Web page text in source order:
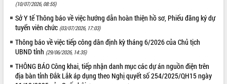
Họp báo thông tin về Hội nghị Công bố
Quy hoạch và Xúc tiến đầu tư tỉnh Đắk
Lắk
Khơi thông điểm nghẽn, đẩy nhanh
giải ngân vốn khắc phục thiên tai
HĐND tỉnh thông qua điều chỉnh Quy
hoạch tỉnh thời kỳ 2021-2030
(10/07/2026, 08:55)
Sở Y tế Thông báo về việc hướng dẫn hoàn thiện hồ sơ, Phiếu đăng ký dự
tuyển viên chức (03/07/2026, 17:03)
Thông báo về việc tiếp công dân định kỳ tháng 6/2026 của Chủ tịch
UBND tỉnh (29/06/2026, 14:35)
THÔNG BÁO Công khai, tiếp nhận danh mục các dự án nguồn điện trên
địa bàn tỉnh Đắk Lắk áp dụng theo Nghị quyết số 254/2025/QH15 ngày